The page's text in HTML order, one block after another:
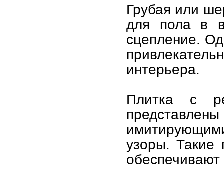
Грубая или
для пола в
сцепление.
интерьера.
Плитка с
узоры. Такие